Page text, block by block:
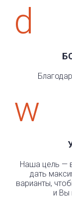
d
w
Наша цель —
дать
варианты,
и Вы